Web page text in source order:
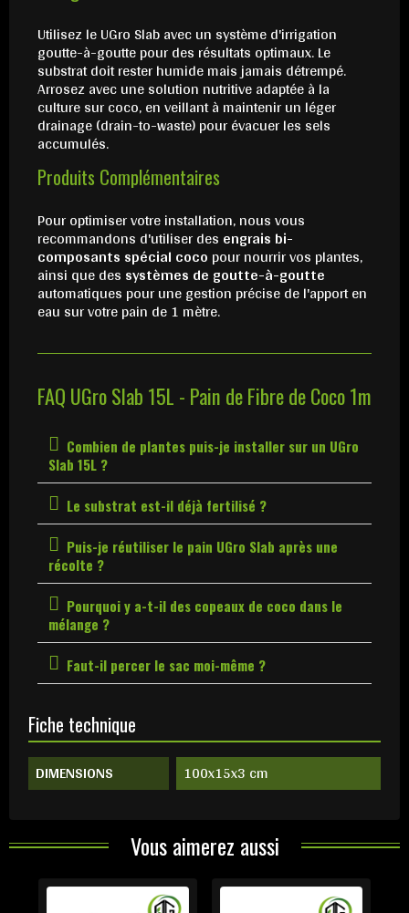
Utilisez le UGro Slab avec un système d'irrigation
goutte-à-goutte pour des résultats optimaux. Le
substrat doit rester humide mais jamais détrempé.
Arrosez avec une solution nutritive adaptée à la
culture sur coco, en veillant à maintenir un léger
drainage (drain-to-waste) pour évacuer les sels
accumulés.
Produits Complémentaires
Pour optimiser votre installation, nous vous
recommandons d'utiliser des engrais bi-
composants spécial coco pour nourrir vos plantes,
ainsi que des systèmes de goutte-à-goutte
automatiques pour une gestion précise de l'apport en
eau sur votre pain de 1 mètre.
FAQ UGro Slab 15L - Pain de Fibre de Coco 1m
Combien de plantes puis-je installer sur un UGro
Slab 15L ?
Le substrat est-il déjà fertilisé ?
Puis-je réutiliser le pain UGro Slab après une
récolte ?
Pourquoi y a-t-il des copeaux de coco dans le
mélange ?
Faut-il percer le sac moi-même ?
Fiche technique
DIMENSIONS 100x15x3 cm
Vous aimerez aussi